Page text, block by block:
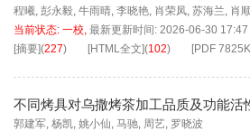
程曦, 彭永毅, 牛雨晴, 李晓艳, 肖荣凤, 苏海兰, 肖
当前状态: 一校, 最新更新时间: 2026-06-30 17:47
[摘要](227) [HTML全文](102) [PDF
不同烤具对乌撒烤茶加工品质及功能活
郭建军, 杨凯, 姚小仙, 马驰, 周艺, 罗晓波